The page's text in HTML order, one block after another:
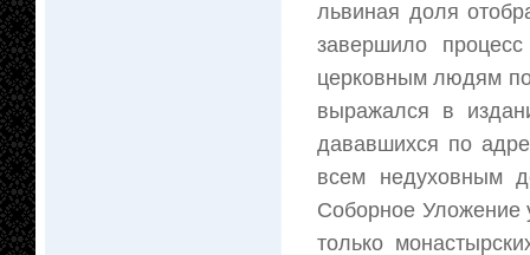
львиная доля
завершило
церковным людям
выражался в
дававшихся по
всем недуховным
Соборное Уложение
только